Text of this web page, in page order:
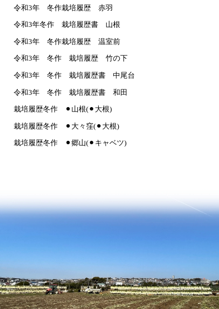
令和3年 冬作栽培履歴 赤羽
令和3年冬作 栽培履歴書 山根
令和3年 冬作栽培履歴 温室前
令和3年 冬作 栽培履歴 竹の下
令和3年 冬作 栽培履歴書 中尾台
令和3年 冬作 栽培履歴書 和田
栽培履歴冬作 ⚫︎山根(⚫︎大根)
栽培履歴冬作 ⚫︎大々窪(⚫︎大根)
栽培履歴冬作 ⚫︎郷山(⚫︎キャベツ)